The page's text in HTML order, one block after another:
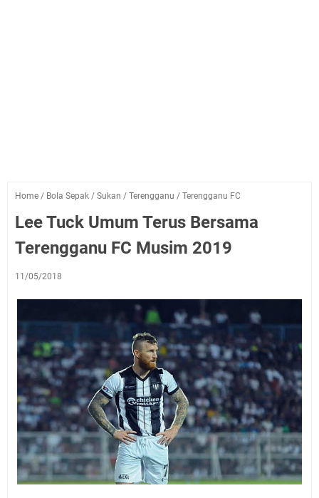
Home / Bola Sepak / Sukan / Terengganu / Terengganu FC
Lee Tuck Umum Terus Bersama
Terengganu FC Musim 2019
11/05/2018